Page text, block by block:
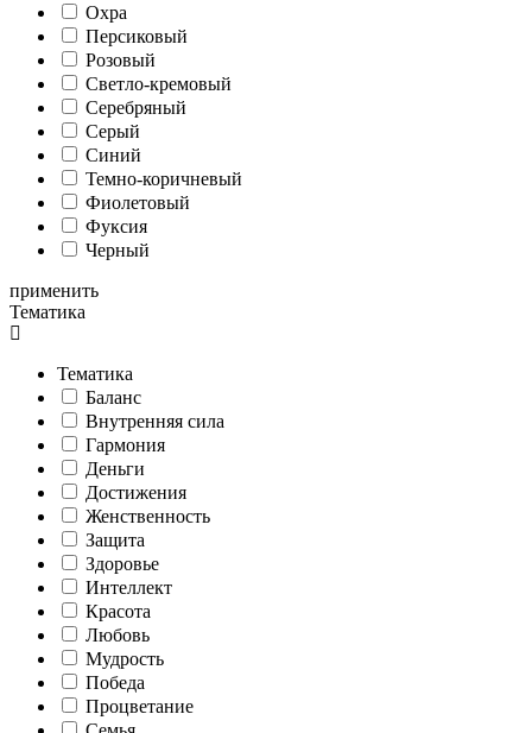
Охра
Персиковый
Розовый
Светло-кремовый
Серебряный
Серый
Синий
Темно-коричневый
Фиолетовый
Фуксия
Черный
применить
Тематика
Тематика
Баланс
Внутренняя сила
Гармония
Деньги
Достижения
Женственность
Защита
Здоровье
Интеллект
Красота
Любовь
Мудрость
Победа
Процветание